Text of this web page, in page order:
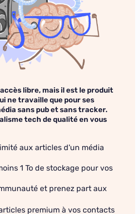
libre, mais il est le produit
ne travaille que pour ses
sans pub et sans tracker.
tech de qualité en vous
aux articles d'un média
1 To de stockage pour vos
et prenez part aux
premium à vos contacts